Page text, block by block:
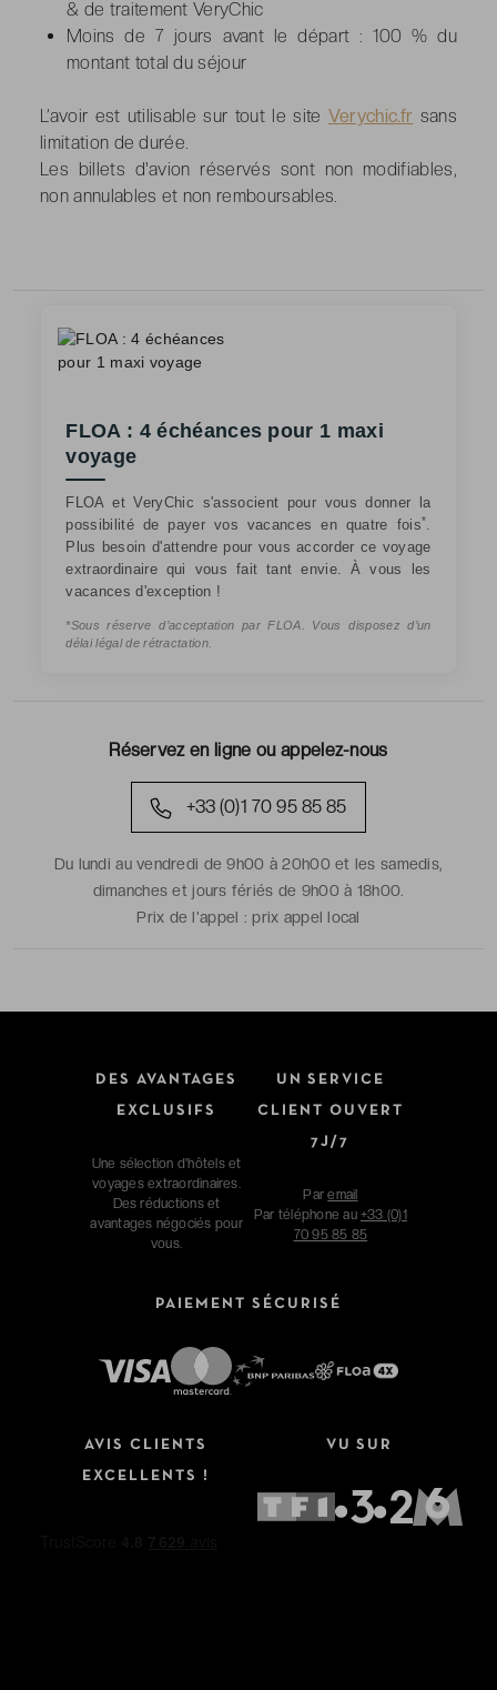
& de traitement VeryChic
Moins de 7 jours avant le départ :100 % du
montant total du séjour
L’avoir est utilisable sur tout le site Verychic.fr sans
limitation de durée.
Les billets d'avion réservés sont non modifiables,
non annulables et non remboursables.
Réservez en ligne ou appelez-nous
+33 (0)1 70 95 85 85
Du lundi au vendredi de 9h00 à 20h00 et les samedis,
dimanches et jours fériés de 9h00 à 18h00.
Prix de l'appel :prix appel local
FLOA : 4 échéances pour 1 maxi
voyage
FLOA et VeryChic s'associent pour vous donner la
possibilité de payer vos vacances en quatre fois*
Plus besoin d'attendre pour vous accorder ce voyage
extraordinaire qui vous fait tant envie. À vous les
vacances d'exception !
*Sous réserve d’acceptation par FLOA. Vous disposez d’un
délai légal de rétractation.
DES AVANTAGES
EXCLUSIFS
Une sélection d'hôtels et
voyages extraordinaires.
Des réductions et
avantages négociés pour
vous.
UN SERVICE
CLIENT OUVERT
7J/7
Paremail
Par téléphone au +33 (0)1
70 95 85 85
PAIEMENT SÉCURISÉ
AVIS CLIENTS
EXCELLENTS !
VU SUR